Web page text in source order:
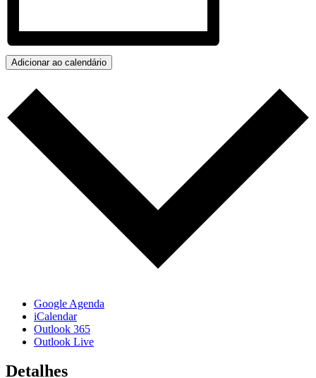
Adicionar ao calendário
Google Agenda
iCalendar
Outlook 365
Outlook Live
Detalhes